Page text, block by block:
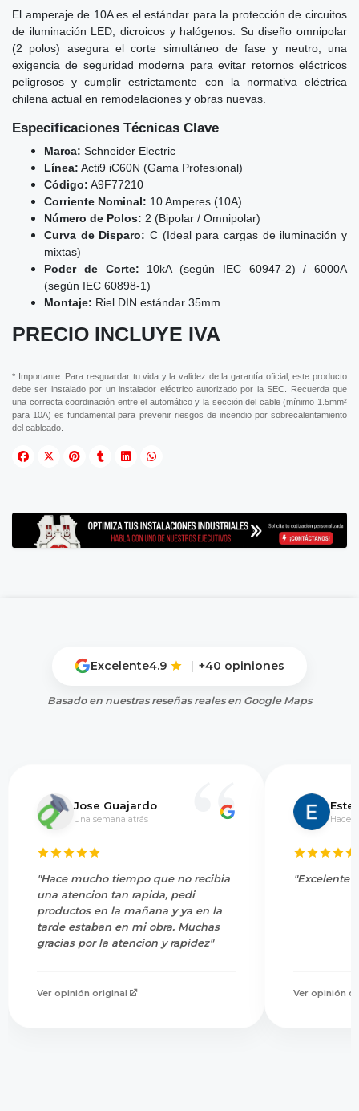
El amperaje de 10A es el estándar para la protección de circuitos
de iluminación LED, dicroicos y halógenos. Su diseño omnipolar
(2 polos) asegura el corte simultáneo de fase y neutro, una
exigencia de seguridad moderna para evitar retornos eléctricos
peligrosos y cumplir estrictamente con la normativa eléctrica
chilena actual en remodelaciones y obras nuevas.
Especificaciones Técnicas Clave
Marca: Schneider Electric
Línea: Acti9 iC60N (Gama Profesional)
Código: A9F77210
Corriente Nominal: 10 Amperes (10A)
Número de Polos: 2 (Bipolar / Omnipolar)
Curva de Disparo: C (Ideal para cargas de iluminación y
mixtas)
Poder de Corte: 10kA (según IEC 60947-2) / 6000A
(según IEC 60898-1)
Montaje: Riel DIN estándar 35mm
PRECIO INCLUYE IVA
* Importante: Para resguardar tu vida y la validez de la garantía oficial, este producto
debe ser instalado por un instalador eléctrico autorizado por la SEC. Recuerda que
una correcta coordinación entre el automático y la sección del cable (mínimo 1.5mm²
para 10A) es fundamental para prevenir riesgos de incendio por sobrecalentamiento
del cableado.
Excelente4.9 | +40 opiniones
Basado en nuestras reseñas reales en Google Maps
Jose Guajardo
Una semana atrás
"Hace mucho tiempo que no recibia
una atencion tan rapida, pedi
productos en la mañana y ya en la
tarde estaban en mi obra. Muchas
gracias por la atencion y rapidez"
Ver opinión original
Hace
"Excelente
Ver opinión